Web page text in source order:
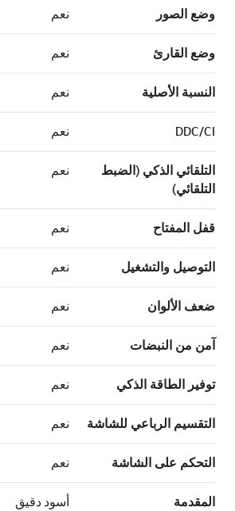
وضع الصور نعم
وضع القارئ نعم
النسبة الأصلية نعم
DDC/CI نعم
التلقائي الذكي (الضبط
التلقائي)
نعم
قفل المفتاح نعم
التوصيل والتشغيل نعم
ضعف الألوان نعم
آمن من النبضات نعم
توفير الطاقة الذكي نعم
التقسيم الرباعي للشاشة نعم
التحكم على الشاشة نعم
المقدمة أسود دقيق